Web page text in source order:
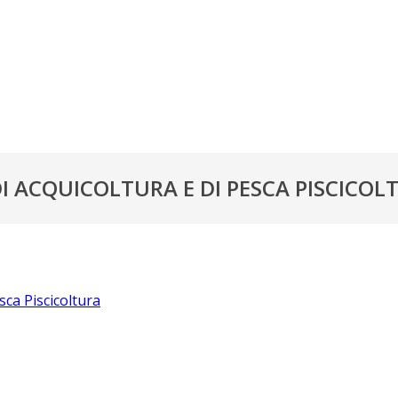
ACQUICOLTURA E DI PESCA
Piscicoltura